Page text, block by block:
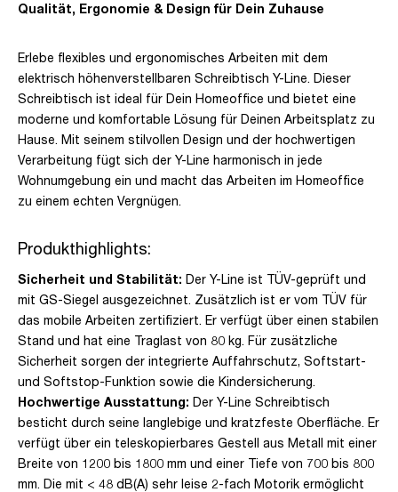
Qualität, Ergonomie & Design für Dein Zuhause
Erlebe flexibles und ergonomisches Arbeiten mit dem
elektrisch höhenverstellbaren Schreibtisch Y-Line. Dieser
Schreibtisch ist ideal für Dein Homeoffice und bietet eine
moderne und komfortable Lösung für Deinen Arbeitsplatz zu
Hause. Mit seinem stilvollen Design und der hochwertigen
Verarbeitung fügt sich der Y-Line harmonisch in jede
Wohnumgebung ein und macht das Arbeiten im Homeoffice
zu einem echten Vergnügen.
Produkthighlights:
Sicherheit und Stabilität: Der Y-Line ist TÜV-geprüft und
mit GS-Siegel ausgezeichnet. Zusätzlich ist er vom TÜV für
das mobile Arbeiten zertifiziert. Er verfügt über einen stabilen
Stand und hat eine Traglast von 80 kg. Für zusätzliche
Sicherheit sorgen der integrierte Auffahrschutz, Softstart-
und Softstop-Funktion sowie die Kindersicherung.
Hochwertige Ausstattung: Der Y-Line Schreibtisch
besticht durch seine langlebige und kratzfeste Oberfläche. Er
verfügt über ein teleskopierbares Gestell aus Metall mit einer
Breite von 1200 bis 1800 mm und einer Tiefe von 700 bis 800
mm. Die mit < 48 dB(A) sehr leise 2-fach Motorik ermöglicht